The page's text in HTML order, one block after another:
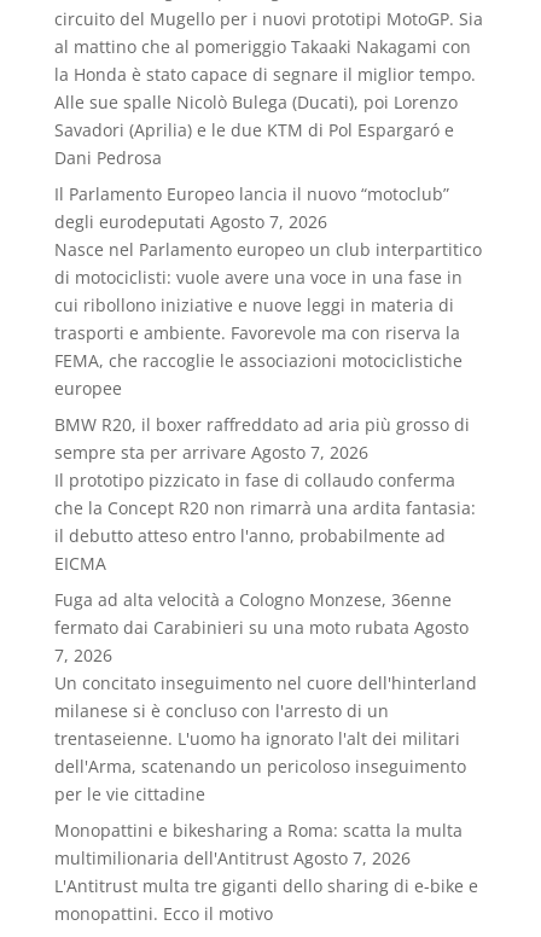
circuito del Mugello per i nuovi prototipi MotoGP. Sia
al mattino che al pomeriggio Takaaki Nakagami con
la Honda è stato capace di segnare il miglior tempo.
Alle sue spalle Nicolò Bulega (Ducati), poi Lorenzo
Savadori (Aprilia) e le due KTM di Pol Espargaró e
Dani Pedrosa
Il Parlamento Europeo lancia il nuovo “motoclub”
degli eurodeputati Agosto 7, 2026
Nasce nel Parlamento europeo un club interpartitico
di motociclisti: vuole avere una voce in una fase in
cui ribollono iniziative e nuove leggi in materia di
trasporti e ambiente. Favorevole ma con riserva la
FEMA, che raccoglie le associazioni motociclistiche
europee
BMW R20, il boxer raffreddato ad aria più grosso di
sempre sta per arrivare Agosto 7, 2026
Il prototipo pizzicato in fase di collaudo conferma
che la Concept R20 non rimarrà una ardita fantasia:
il debutto atteso entro l'anno, probabilmente ad
EICMA
Fuga ad alta velocità a Cologno Monzese, 36enne
fermato dai Carabinieri su una moto rubata Agosto
7, 2026
Un concitato inseguimento nel cuore dell'hinterland
milanese si è concluso con l'arresto di un
trentaseienne. L'uomo ha ignorato l'alt dei militari
dell'Arma, scatenando un pericoloso inseguimento
per le vie cittadine
Monopattini e bikesharing a Roma: scatta la multa
multimilionaria dell'Antitrust Agosto 7, 2026
L'Antitrust multa tre giganti dello sharing di e-bike e
monopattini. Ecco il motivo